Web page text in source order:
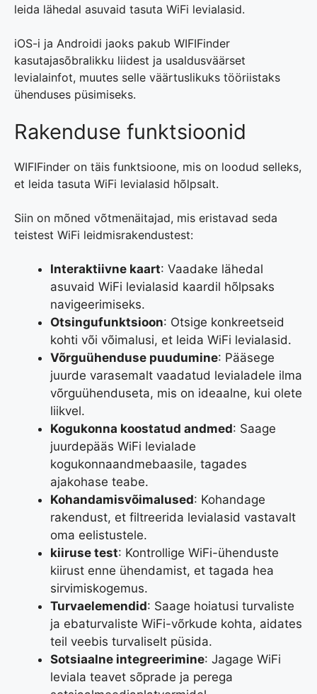
leida lähedal asuvaid tasuta WiFi levialasid.
iOS-i ja Androidi jaoks pakub WIFIFinder
kasutajasõbralikku liidest ja usaldusväärset
levialainfot, muutes selle väärtuslikuks tööriistaks
ühenduses püsimiseks.
Rakenduse funktsioonid
WIFIFinder on täis funktsioone, mis on loodud selleks,
et leida tasuta WiFi levialasid hõlpsalt.
Siin on mõned võtmenäitajad, mis eristavad seda
teistest WiFi leidmisrakendustest:
Interaktiivne kaart: Vaadake lähedal
asuvaid WiFi levialasid kaardil hõlpsaks
navigeerimiseks.
Otsingufunktsioon: Otsige konkreetseid
kohti või võimalusi, et leida WiFi levialasid.
Võrguühenduse puudumine: Pääsege
juurde varasemalt vaadatud levialadele ilma
võrguühenduseta, mis on ideaalne, kui olete
liikvel.
Kogukonna koostatud andmed: Saage
juurdepääs WiFi levialade
kogukonnaandmebaasile, tagades
ajakohase teabe.
Kohandamisvõimalused: Kohandage
rakendust, et filtreerida levialasid vastavalt
oma eelistustele.
kiiruse test: Kontrollige WiFi-ühenduste
kiirust enne ühendamist, et tagada hea
sirvimiskogemus.
Turvaelemendid: Saage hoiatusi turvaliste
ja ebaturvaliste WiFi-võrkude kohta, aidates
teil veebis turvaliselt püsida.
Sotsiaalne integreerimine: Jagage WiFi
leviala teavet sõprade ja perega